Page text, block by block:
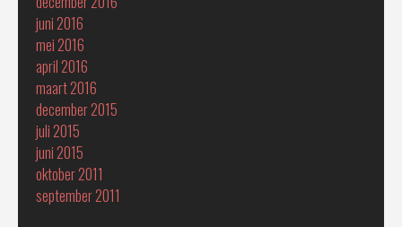
juni 2016
mei 2016
april 2016
maart 2016
december 2015
juli 2015
juni 2015
oktober 2011
september 2011